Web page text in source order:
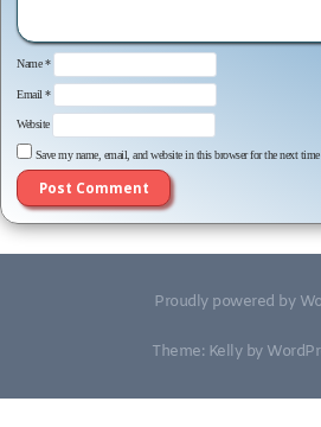
Name*
Email*
Website
Save my name, email, and website in this browser for the next
Proudly powered by
Theme: Kelly by